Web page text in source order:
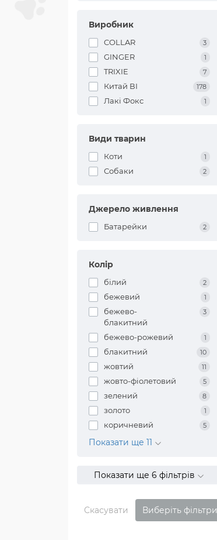
Виробник
COLLAR 3
GINGER 1
TRIXIE 7
Китай ВІ 178
Лакі Фокс 1
Види тварин
Коти 1
Собаки 2
Джерело живлення
Батарейки 2
Колір
білий 2
бежевий 1
бежево-
блакитний
3
бежево-рожевий 1
блакитний 10
жовтий 11
жовто-фіолетовий 5
зелений 8
золото 1
коричневий 5
Показати ще 11
Показати ще 6 фільтрів
Скасувати Виберіть фільтри